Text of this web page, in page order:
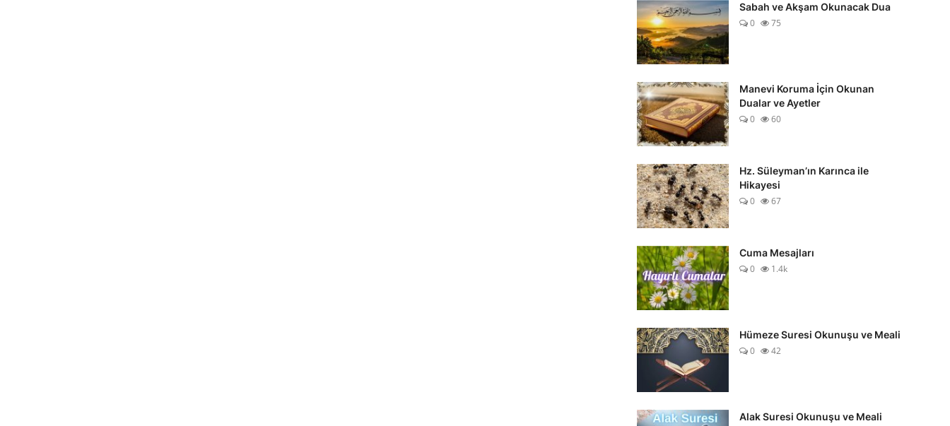
Sabah ve Akşam Okunacak Dua
0
75
Manevi Koruma İçin Okunan
Dualar ve Ayetler
0
60
Hz. Süleyman’ın Karınca ile
Hikayesi
0
67
Cuma Mesajları
0
1.4k
Hümeze Suresi Okunuşu ve Meali
0
42
Alak Suresi Okunuşu ve Meali